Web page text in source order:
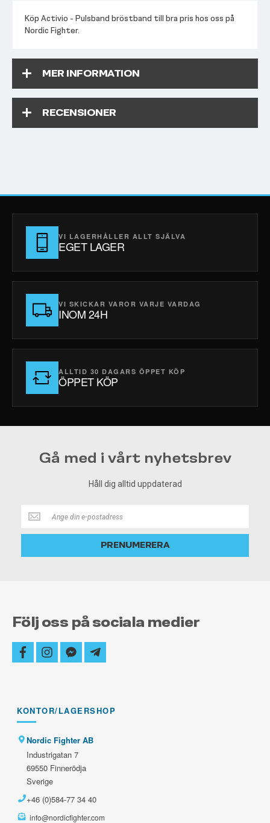
Köp Activio - Pulsband bröstband till bra pris hos oss på
Nordic Fighter.
MER INFORMATION
RECENSIONER
VI LAGERHÅLLER ALLT SJÄLVA
EGET LAGER
VI SKICKAR VAROR VARJE VARDAG
INOM 24H
ALLTID 30 DAGARS ÖPPET KÖP
ÖPPET KÖP
Gå med i vårt nyhetsbrev
Håll dig alltid uppdaterad
Håll
dig
alltid
PRENUMERERA
Följ oss på sociala medier
facebookinstagram
facebook-
messenger
telegram-
plane
KONTOR/LAGERSHOP
Nordic Fighter AB
Industrigatan 7
69550 Finnerödja
Sverige
+46 (0)584-77 34 40
info@nordicfighter.com